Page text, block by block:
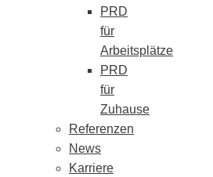
PRD
für
Arbeitsplätze
PRD
für
Zuhause
Referenzen
News
Karriere